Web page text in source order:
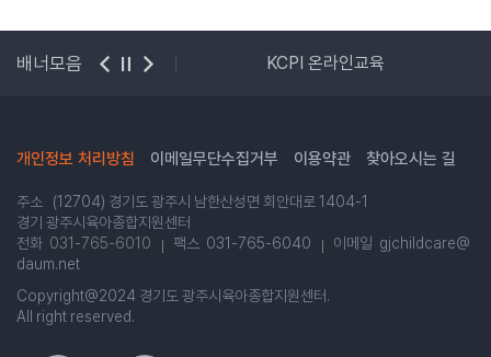
배너모음
랑보육포털 KCPI 온라인교육
개인정보 처리방침 이메일무단수집거부 이용약관 찾아오시는 길
주소 (12704) 경기도 광주시 남한산성면 회안대로 1404-1
경기 광주시육아종합지원센터
전화 031-765-6010 팩스 031-765-6040
이메일 gjchildcare@
daum.net
Copyright@2024 경기도 광주시육아종합지원센터.
All right reserved.